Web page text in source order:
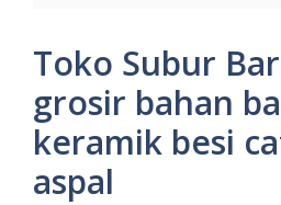
Toko Subur
grosir bahan
keramik besi
aspal